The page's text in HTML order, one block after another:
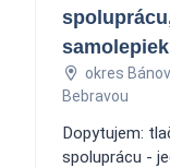
okres
Bebravou
Dopytujem:
spoluprácu -